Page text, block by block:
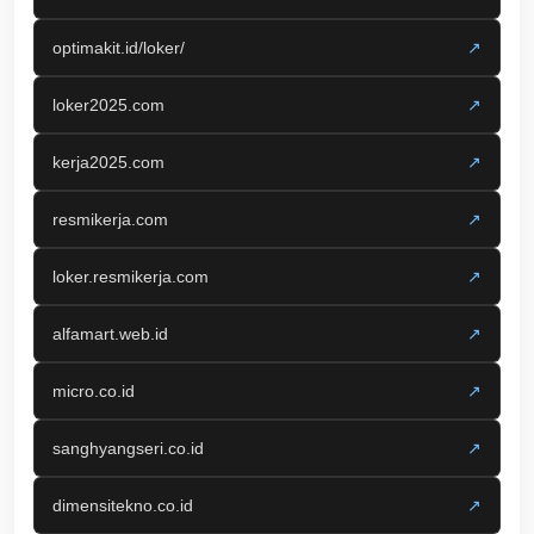
optimakit.id/loker/ ↗
loker2025.com ↗
kerja2025.com ↗
resmikerja.com ↗
loker.resmikerja.com ↗
alfamart.web.id ↗
micro.co.id ↗
sanghyangseri.co.id ↗
dimensitekno.co.id ↗